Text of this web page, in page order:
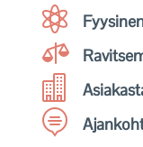



